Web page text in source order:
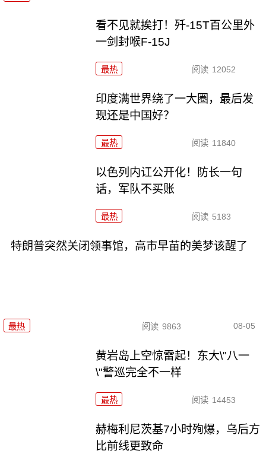
看不见就挨打！歼-15T百公里外
一剑封喉F-15J
最热 阅读 12052
印度满世界绕了一大圈，最后发
现还是中国好？
最热 阅读 11840
以色列内讧公开化！防长一句
话，军队不买账
最热 阅读 5183
特朗普突然关闭领事馆，高市早苗的美梦该醒了
最热 阅读 9863 08-05
黄岩岛上空惊雷起！东大\"八一
\"警巡完全不一样
最热 阅读 14453
赫梅利尼茨基7小时殉爆，乌后方
比前线更致命